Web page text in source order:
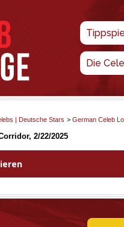
Die
| Deutsche Stars > German Celeb
2/22/2025